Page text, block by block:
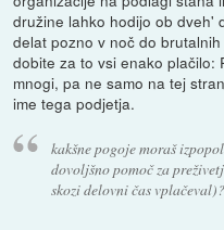
družine lahko hodijo ob dveh'
delat pozno v noč do
dobite za to vsi enako plačilo:
mnogi, pa ne samo na tej
ime tega podjetja.
kakšne pogoje moraš
dovoljšno pomoč za
skozi delovni čas vplačeval)?